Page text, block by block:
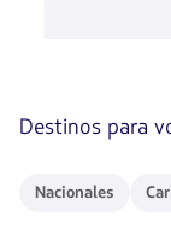
flechas
para
Destinos para
Nacionales
Nacionales